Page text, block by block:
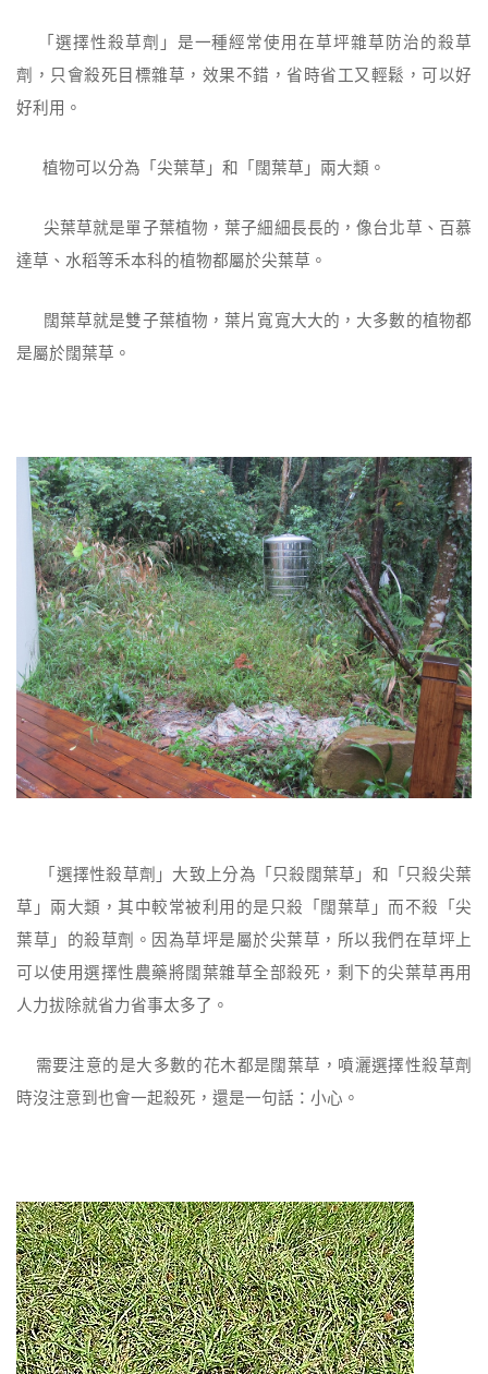
「選擇性殺草劑」是一種經常使用在草坪雜草防治的殺草
劑，只會殺死目標雜草，效果不錯，省時省工又輕鬆，可以好
好利用。
植物可以分為「尖葉草」和「闊葉草」兩大類。
尖葉草就是單子葉植物，葉子細細長長的，像台北草、百慕
達草、水稻等禾本科的植物都屬於尖葉草。
闊葉草就是雙子葉植物，葉片寬寬大大的，大多數的植物都
是屬於闊葉草。
「選擇性殺草劑」大致上分為「只殺闊葉草」和「只殺尖葉
草」兩大類，其中較常被利用的是只殺「闊葉草」而不殺「尖
葉草」的殺草劑。因為草坪是屬於尖葉草，所以我們在草坪上
可以使用選擇性農藥將闊葉雜草全部殺死，剩下的尖葉草再用
人力拔除就省力省事太多了。
需要注意的是大多數的花木都是闊葉草，噴灑選擇性殺草劑
時沒注意到也會一起殺死，還是一句話：小心。